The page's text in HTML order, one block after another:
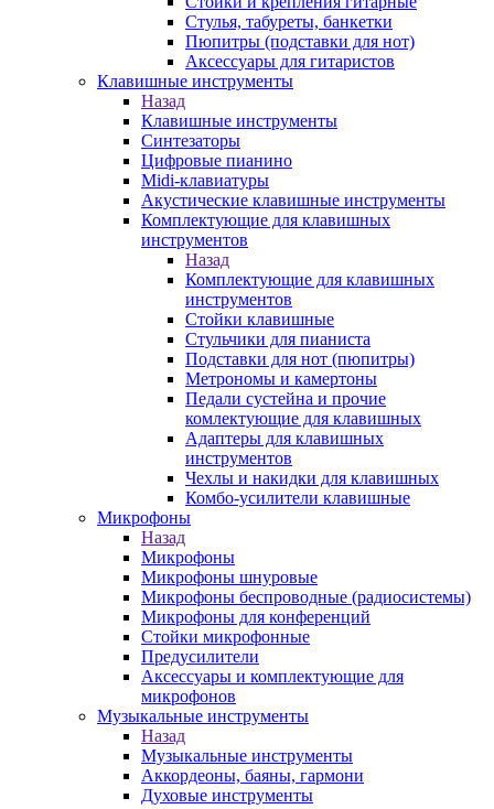
Стулья, табуреты, банкетки
Пюпитры (подставки для нот)
Аксессуары для гитаристов
Клавишные инструменты
Назад
Клавишные инструменты
Синтезаторы
Цифровые пианино
Midi-клавиатуры
Акустические клавишные инструменты
Комплектующие для клавишных
инструментов
Назад
Комплектующие для клавишных
инструментов
Стойки клавишные
Стульчики для пианиста
Подставки для нот (пюпитры)
Метрономы и камертоны
Педали сустейна и прочие
комлектующие для клавишных
Адаптеры для клавишных
инструментов
Чехлы и накидки для клавишных
Комбо-усилители клавишные
Микрофоны
Назад
Микрофоны
Микрофоны шнуровые
Микрофоны беспроводные (радиосистемы)
Микрофоны для конференций
Стойки микрофонные
Предусилители
Аксессуары и комплектующие для
микрофонов
Музыкальные инструменты
Назад
Музыкальные инструменты
Аккордеоны, баяны, гармони
Духовые инструменты